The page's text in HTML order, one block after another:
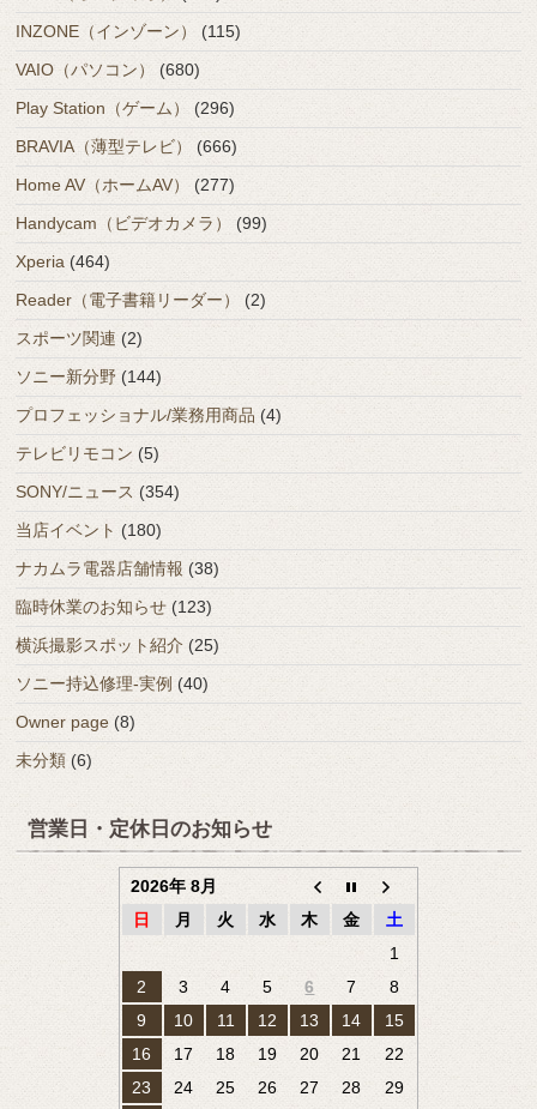
INZONE（インゾーン）
(115)
VAIO（パソコン）
(680)
Play Station（ゲーム）
(296)
BRAVIA（薄型テレビ）
(666)
Home AV（ホームAV）
(277)
Handycam（ビデオカメラ）
(99)
Xperia (464)
Reader（電子書籍リーダー）
(2)
スポーツ関連 (2)
ソニー新分野 (144)
プロフェッショナル/業務用商品 (4)
テレビリモコン (5)
SONY/ニュース (354)
当店イベント (180)
ナカムラ電器店舗情報 (38)
臨時休業のお知らせ (123)
横浜撮影スポット紹介 (25)
ソニー持込修理-実例 (40)
Owner page (8)
未分類 (6)
営業日・定休日のお知らせ
2026年 8月
日
月 火 水 木 金
土
1
2
3 4 5 6 7
8
9
10 11 12 13 14
15
16
17 18 19 20 21
22
23
24 25 26 27 28
29